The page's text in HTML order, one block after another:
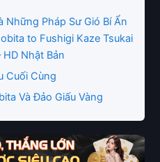
Những Pháp Sư Gió Bí Ẩn
to Fushigi Kaze Tsukai
Nhật Bản
Cuối Cùng
Và Đảo Giấu Vàng